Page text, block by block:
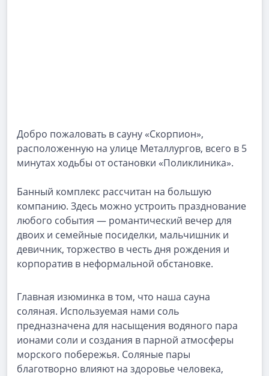
Добро пожаловать в сауну «Скорпион»,
расположенную на улице Металлургов, всего в 5
минутах ходьбы от остановки «Поликлиника».
Банный комплекс рассчитан на большую
компанию. Здесь можно устроить празднование
любого события — романтический вечер для
двоих и семейные посиделки, мальчишник и
девичник, торжество в честь дня рождения и
корпоратив в неформальной обстановке.
Главная изюминка в том, что наша сауна
соляная. Используемая нами соль
предназначена для насыщения водяного пара
ионами соли и создания в парной атмосферы
морского побережья. Соляные пары
благотворно влияют на здоровье человека,